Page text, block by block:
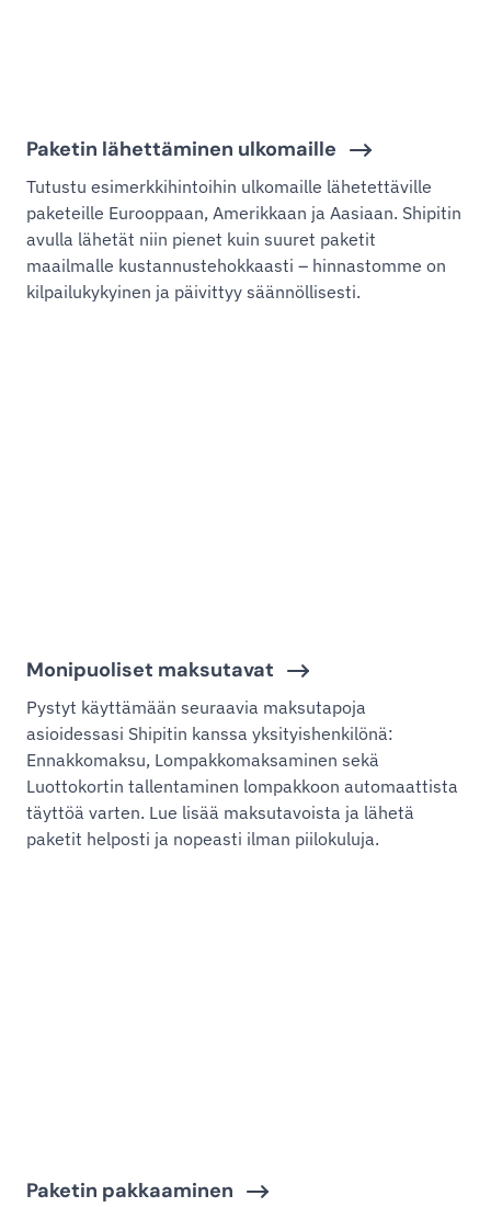
Paketin lähettäminen ulkomaille
Tutustu esimerkkihintoihin ulkomaille lähetettäville
paketeille Eurooppaan, Amerikkaan ja Aasiaan. Shipitin
avulla lähetät niin pienet kuin suuret paketit
maailmalle kustannustehokkaasti – hinnastomme on
kilpailukykyinen ja päivittyy säännöllisesti.
Monipuoliset maksutavat
Pystyt käyttämään seuraavia maksutapoja
asioidessasi Shipitin kanssa yksityishenkilönä:
Ennakkomaksu, Lompakkomaksaminen sekä
Luottokortin tallentaminen lompakkoon automaattista
täyttöä varten. Lue lisää maksutavoista ja lähetä
paketit helposti ja nopeasti ilman piilokuluja.
Paketin pakkaaminen